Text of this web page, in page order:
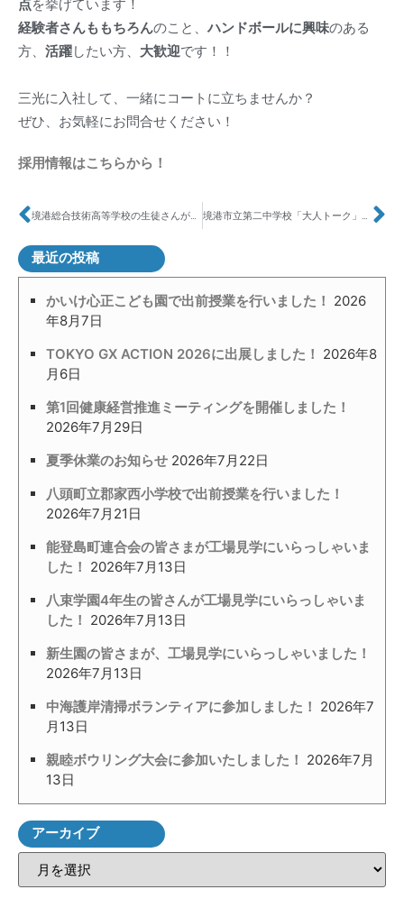
点を挙げています！
経験者さんももちろんのこと、ハンドボールに興味のある
方、 活躍したい方、 大歓迎です！！
三光に入社して、一緒にコートに立ちませんか？
ぜひ、お気軽にお問合せください！
採用情報はこちらから！
最近の投稿
かいけ心正こども園で出前授業を行いました！ 2026
年8月7日
TOKYO GX ACTION 2026に出展しました！ 2026年8
月6日
第1回健康経営推進ミーティングを開催しました！
2026年7月29日
夏季休業のお知らせ 2026年7月22日
八頭町立郡家西小学校で出前授業を行いました！
2026年7月21日
能登島町連合会の皆さまが工場見学にいらっしゃいま
した！ 2026年7月13日
八束学園4年生の皆さんが工場見学にいらっしゃいま
した！ 2026年7月13日
新生園の皆さまが、工場見学にいらっしゃいました！
2026年7月13日
中海護岸清掃ボランティアに参加しました！ 2026年7
月13日
親睦ボウリング大会に参加いたしました！ 2026年7月
13日
アーカイブ